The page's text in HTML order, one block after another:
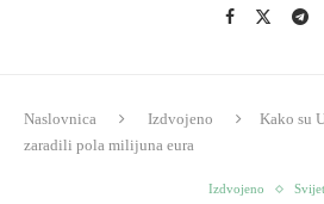
Naslovnica Izdvojeno
Kako su
zaradili pola milijuna eura
Izdvojeno Svijet